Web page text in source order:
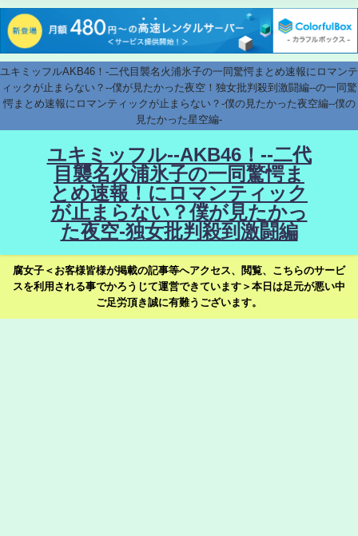
ユキミッフルAKB46！-二代目襲名火浦氷子の一同驚愕まとめ速報にロマンテ
ィックが止まらない？--僕が見たかった夜空！独女批判殺到激闘編--の一同驚
愕まとめ速報にロマンティックが止まらない？-僕の見たかった夜空編--僕の
見たかった星空編-
ユキミッフル--AKB46！--二代
目襲名火浦氷子の一同驚愕ま
とめ速報！にロマンティック
が止まらない？僕が見たかっ
た夜空-独女批判殺到激闘編
腐女子＜お客様皆様が掲載の記事等へアクセス、閲覧、こちらのサービ
スを利用される事でかろうじて運営できています＞本日は足元が悪い中
ご足労頂き誠に有難うございます。